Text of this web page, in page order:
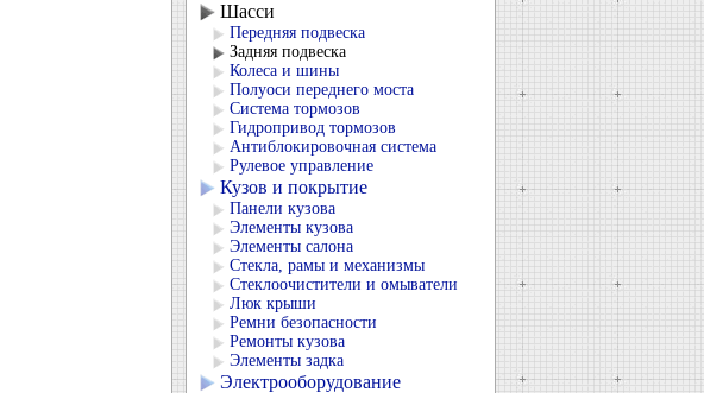
Шасси
Передняя подвеска
Задняя подвеска
Колеса и шины
Полуоси переднего моста
Система тормозов
Гидропривод тормозов
Антиблокировочная система
Рулевое управление
Кузов и покрытие
Панели кузова
Элементы кузова
Элементы салона
Стекла, рамы и механизмы
Стеклоочистители и омыватели
Люк крыши
Ремни безопасности
Ремонты кузова
Элементы задка
Электрооборудование